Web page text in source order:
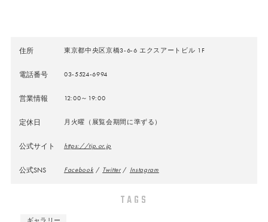
住所 東京都中央区京橋3-6-6 エクスアートビル 1F
電話番号 03-5524-6994
営業情報 12:00～19:00
定休日 月火曜（展覧会期間に準ずる）
公式サイト https://tip.or.jp
公式SNS Facebook / Twitter/ Instagram
TAGS
ギャラリー